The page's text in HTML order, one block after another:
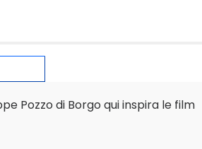
Pozzo di Borgo qui inspira le film